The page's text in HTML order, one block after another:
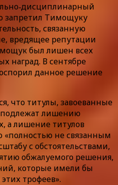
запретил Тимощуку
связанную
вредящее репутации
был лишен всех
наград. В сентябре
данное решение
что титулы, завоеванные
лишению
а лишение титулов
не связанным
с обстоятельствами,
обжалуемого решения,
которые имели бы
трофеев».